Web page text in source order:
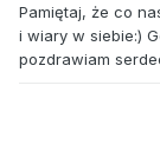
Pamiętaj, że co
i wiary w siebie:)
pozdrawiam